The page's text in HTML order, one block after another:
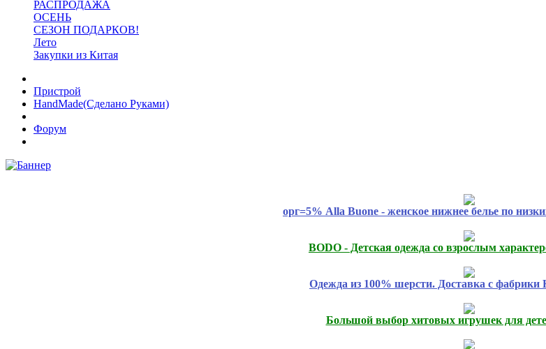
РАСПРОДАЖА
ОСЕНЬ
СЕЗОН ПОДАРКОВ!
Лето
Закупки из Китая
Пристрой
HandMade(Сделано Руками)
Форум
орг=5% Alla Buone - женское нижнее белье по
BODO - Детская одежда со взрослым
Одежда из 100% шерсти. Доставка с
Большой выбор хитовых игрушек для